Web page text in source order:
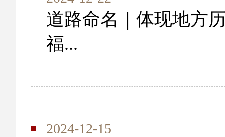
道路命名｜体现地方
福...
2024-12-15